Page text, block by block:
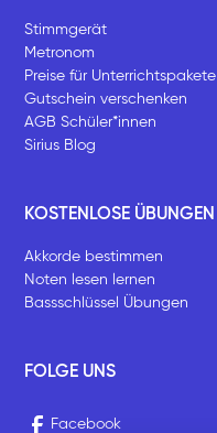
Stimmgerät
Metronom
Preise für Unterrichtspakete
Gutschein verschenken
AGB Schüler*innen
Sirius Blog
KOSTENLOSE ÜBUNGEN
Akkorde bestimmen
Noten lesen lernen
Bassschlüssel Übungen
FOLGE UNS
Facebook